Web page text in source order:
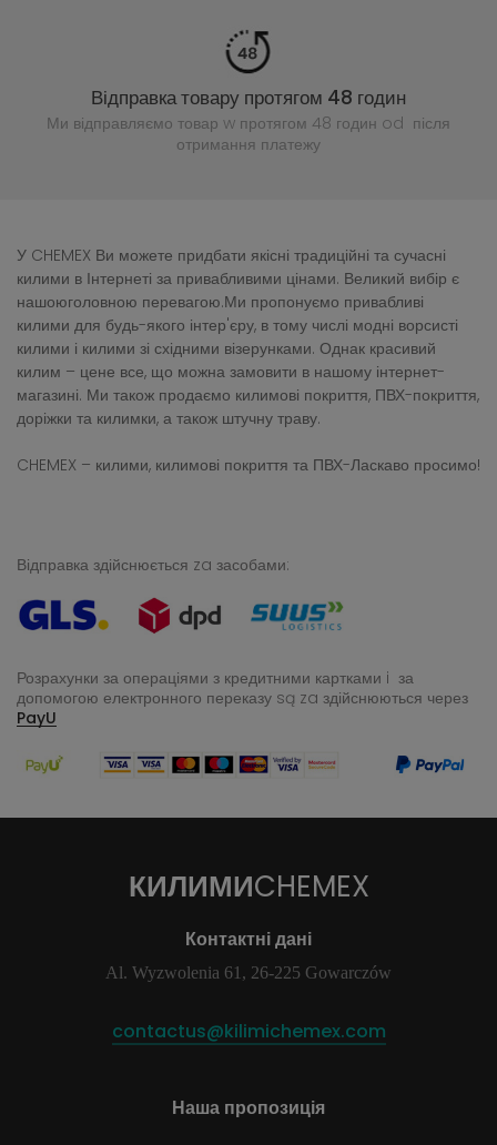
Відправка товару протягом 48 годин
Ми відправляємо товар w протягом 48 годин od після
отримання платежу
У CHEMEX Ви можете придбати якісні традиційні та сучасні
килими в Інтернеті за привабливими цінами. Великий вибір є
нашоюголовною перевагою.Ми пропонуємо привабливі
килими для будь-якого інтер'єру, в тому числі модні ворсисті
килими і килими зі східними візерунками. Однак красивий
килим – цене все, що можна замовити в нашому інтернет-
магазині. Ми також продаємо килимові покриття, ПВХ-покриття,
доріжки та килимки, а також штучну траву.
CHEMEX – килими, килимові покриття та ПВХ-Ласкаво просимо!
Відправка здійснюється za засобами:
Розрахунки за операціями з кредитними картками i за
допомогою електронного переказу są za здійснюються через
PayU
КИЛИМИCHEMEX
Контактні дані
Al. Wyzwolenia 61, 26-225 Gowarczów
contactus@kilimichemex.com
Наша пропозиція